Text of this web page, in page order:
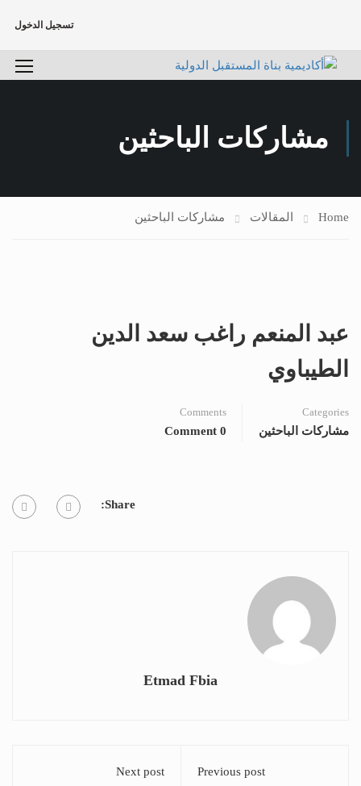
تسجيل الدخول
مشاركات الباحثين
Home المقالات مشاركات الباحثين
عبد المنعم راغب سعد الدين
الطيباوي
Categories
مشاركات الباحثين
Comments
0 Comment
Share:
Etmad Fbia
Previous post
Next post